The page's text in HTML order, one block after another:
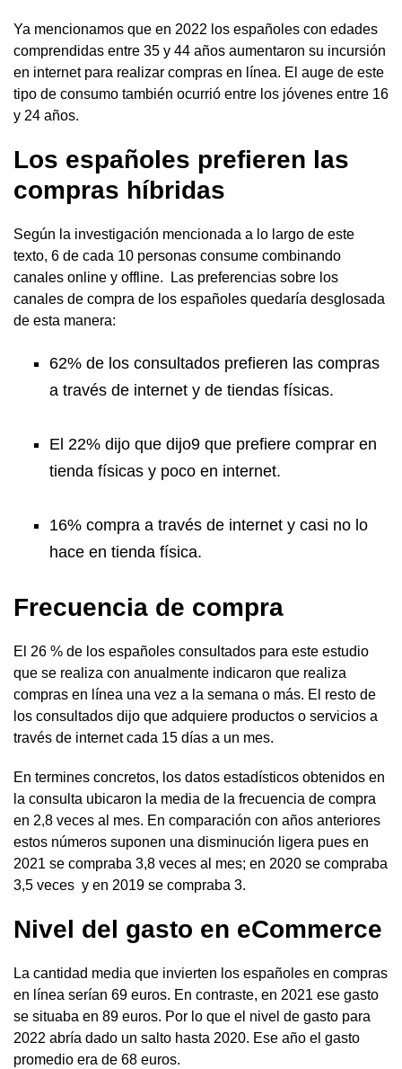
Ya mencionamos que en 2022 los españoles con edades
comprendidas entre 35 y 44 años aumentaron su incursión
en internet para realizar compras en línea. El auge de este
tipo de consumo también ocurrió entre los jóvenes entre 16
y 24 años.
Los españoles prefieren las
compras híbridas
Según la investigación mencionada a lo largo de este
texto, 6 de cada 10 personas consume combinando
canales online y offline. Las preferencias sobre los
canales de compra de los españoles quedaría desglosada
de esta manera:
62% de los consultados prefieren las compras
a través de internet y de tiendas físicas.
El 22% dijo que dijo9 que prefiere comprar en
tienda físicas y poco en internet.
16% compra a través de internet y casi no lo
hace en tienda física.
Frecuencia de compra
El 26 % de los españoles consultados para este estudio
que se realiza con anualmente indicaron que realiza
compras en línea una vez a la semana o más. El resto de
los consultados dijo que adquiere productos o servicios a
través de internet cada 15 días a un mes.
En termines concretos, los datos estadísticos obtenidos en
la consulta ubicaron la media de la frecuencia de compra
en 2,8 veces al mes. En comparación con años anteriores
estos números suponen una disminución ligera pues en
2021 se compraba 3,8 veces al mes; en 2020 se compraba
3,5 veces y en 2019 se compraba 3.
Nivel del gasto en eCommerce
La cantidad media que invierten los españoles en compras
en línea serían 69 euros. En contraste, en 2021 ese gasto
se situaba en 89 euros. Por lo que el nivel de gasto para
2022 abría dado un salto hasta 2020. Ese año el gasto
promedio era de 68 euros.